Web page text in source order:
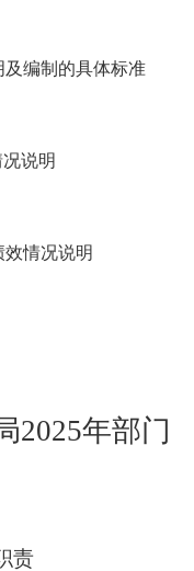
编制的具体标准
说明
情况说明
2025年部门
责